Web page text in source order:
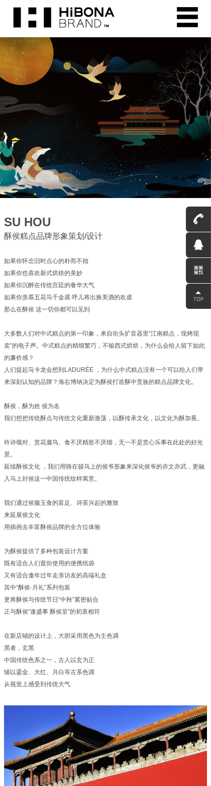
0531-
58560791
QQ客服
SU HOU
酥侯糕点品牌形象策划/设计
如果你怀念旧时点心的朴而不拙
如果你也喜欢新式烘焙的美妙
如果你沉醉在传统宫廷的奢华大气
如果你羡慕五花马千金裘 呼儿将出换美酒的欢虐
那么在酥侯 这一切你都可以见到
大多数人们对中式糕点的第一印象，来自街头扩音器里“江南糕点，现烤现
卖”的电子声。中式糕点的精细繁巧，不输西式烘焙，为什么会给人留下如此
的廉价感？
人们提起马卡龙会想到LADURÉE ，为什么中式糕点没有一个可以给人们带
来深刻认知的品牌？海右博纳决定为酥侯打造酥中贵族的糕点品牌文化。
酥侯，酥为姓 侯为名
我们想把传统酥点与传统文化重新激荡，以酥传承文化，以文化为酥加冕。
吟诗颂对、赏花遛鸟、食不厌精脍不厌细，无一不是赏心乐事在此处的好光
景。
延续酥侯文化 ，我们用骑在骏马上的侯爷形象来深化侯爷的亦文亦武，更融
入马上封侯这一中国传统纹样寓意。
我们通过侯服玉食的富足、诗茶兴起的雅致
来延展侯文化
用插画去丰富酥侯品牌的全方位体验
为酥侯提供了多种包装设计方案
既有适合人们逛街使用的便携纸袋
又有适合逢年过年走亲访友的高端礼盒
其中“酥侯·月礼”系列包装
更将酥侯与传统节日“中秋”紧密贴合
正与酥侯“逢盛事 酥侯至”的初衷相符
在新店铺的设计上，大胆采用黑色为主色调
黑者，玄黑
中国传统色系之一，古人以玄为正
辅以鎏金、大红、月白等古系色调
从视觉上感受到传统大气